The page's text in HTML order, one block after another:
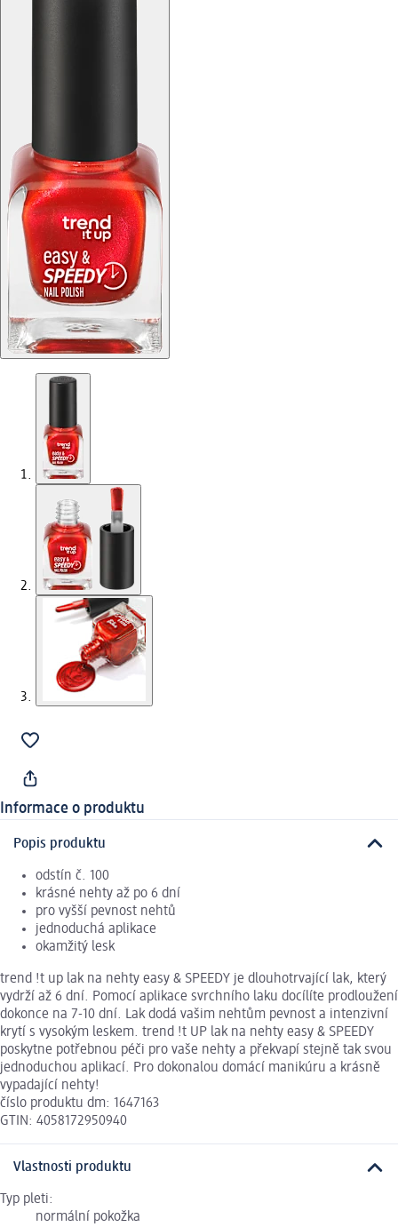
Informace o produktu
Popis produktu
odstín č. 100
krásné nehty až po 6 dní
pro vyšší pevnost nehtů
jednoduchá aplikace
okamžitý lesk
trend !t up lak na nehty easy & SPEEDY je dlouhotrvající lak, který
vydrží až 6 dní. Pomocí aplikace svrchního laku docílíte prodloužení
dokonce na 7-10 dní. Lak dodá vašim nehtům pevnost a intenzivní
krytí s vysokým leskem. trend !t UP lak na nehty easy & SPEEDY
poskytne potřebnou péči pro vaše nehty a překvapí stejně tak svou
jednoduchou aplikací. Pro dokonalou domácí manikúru a krásně
vypadající nehty!
číslo produktu dm: 1647163
GTIN: 4058172950940
Vlastnosti produktu
Typ pleti:
normální pokožka